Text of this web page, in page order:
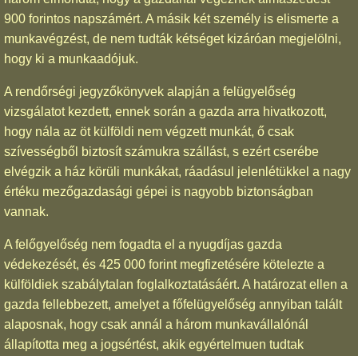
900 forintos napszámért. A másik két személy is elismerte a
munkavégzést, de nem tudták kétséget kizáróan megjelölni,
hogy ki a munkaadójuk.
A rendőrségi jegyzőkönyvek alapján a felügyelőség
vizsgálatot kezdett, ennek során a gazda arra hivatkozott,
hogy nála az öt külföldi nem végzett munkát, ő csak
szívességből biztosít számukra szállást, s ezért cserébe
elvégzik a ház körüli munkákat, ráadásul jelenlétükkel a nagy
értéku mezőgazdasági gépei is nagyobb biztonságban
vannak.
A felőgyelőség nem fogadta el a nyugdíjas gazda
védekezését, és 425 000 forint megfizetésére kötelezte a
külföldiek szabálytalan foglalkoztatásáért. A határozat ellen a
gazda fellebbezett, amelyet a főfelügyelőség annyiban talált
alaposnak, hogy csak annál a három munkavállalónál
állapította meg a jogsértést, akik egyértelmuen tudtak